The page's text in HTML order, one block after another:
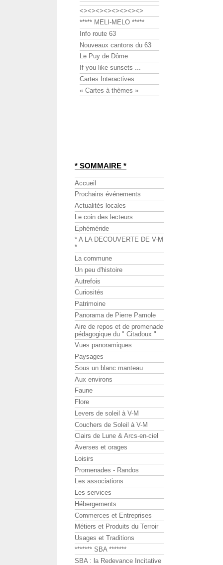
<><><><><><><><>
***** MELI-MELO *****
Info route 63
Nouveaux cantons du 63
Le Puy de Dôme
If you like sunsets ...
Cartes Interactives
« Cartes à thèmes »
* SOMMAIRE *
Accueil
Prochains événements
Actualités locales
Le coin des lecteurs
Ephéméride
* A LA DECOUVERTE DE V-M
*
La commune
Un peu d'histoire
Autrefois
Curiosités
Patrimoine
Panorama de Pierre Pamole
Aire de repos et de promenade
pédagogique du " Citadoux "
Vues panoramiques
Paysages
Sous un blanc manteau
Aux environs
Faune
Flore
Levers de soleil à V-M
Couchers de Soleil à V-M
Clairs de Lune & Arcs-en-ciel
Averses et orages
Loisirs
Promenades - Randos
Les associations
Les services
Hébergements
Commerces et Entreprises
Métiers et Produits du Terroir
Usages et Traditions
******* SBA *******
SBA : la Redevance Incitative